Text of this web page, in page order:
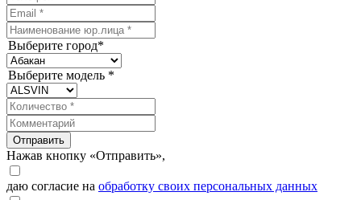
Выберите город*
Выберите модель *
Отправить
Нажав кнопку «Отправить»,
даю согласие на обработку своих персональных данных